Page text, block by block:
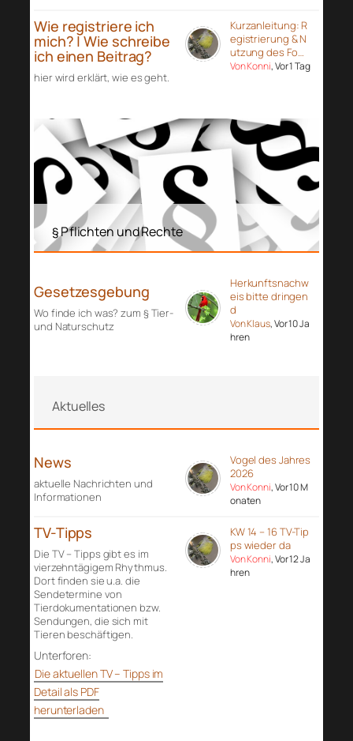
Wie registriere ich
mich? | Wie schreibe
ich einen Beitrag?
hier wird erklärt, wie es geht.
Kurzanleitung: R
egistrierung & N
utzung des Fo…
Von Konni, Vor 1 Tag
§ Pflichten und Rechte
Gesetzesgebung
Wo finde ich was? zum § Tier-
und Naturschutz
Herkunftsnachw
eis bitte dringen
d
Von Klaus, Vor 10 Ja
hren
Aktuelles
News
aktuelle Nachrichten und
Informationen
Vogel des Jahres
2026
Von Konni, Vor 10 M
onaten
TV-Tipps
Die TV – Tipps gibt es im
vierzehntägigem Rhythmus.
Dort finden sie u.a. die
Sendetermine von
Tierdokumentationen bzw.
Sendungen, die sich mit
Tieren beschäftigen.
Unterforen:
Die aktuellen TV – Tipps im
Detail als PDF
herunterladen
KW 14 – 16 TV-Tip
ps wieder da
Von Konni, Vor 12 Ja
hren